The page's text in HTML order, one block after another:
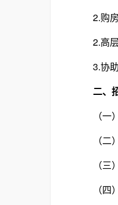
2.购房
2.高层
3.协助
二、
（一）
（二）
（三）
（四）